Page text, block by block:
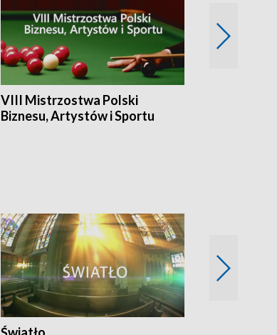
VIII Mistrzostwa Polski
Biznesu, Artystów i Sportu